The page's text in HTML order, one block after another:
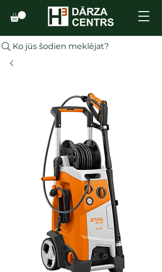
Ko jūs šodien meklējat?